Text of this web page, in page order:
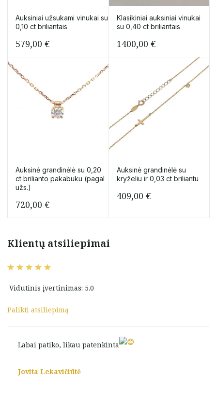
Auksiniai užsukami vinukai su
0,10 ct briliantais
579,00 €
Klasikiniai auksiniai vinukai
su 0,40 ct briliantais
1400,00 €
Auksinė grandinėlė su 0,20
ct brilianto pakabuku (pagal
užs.)
720,00 €
Auksinė grandinėlė su
kryželiu ir 0,03 ct briliantu
409,00 €
Klientų atsiliepimai
Vidutinis įvertinimas: 5.0
Palikti atsiliepimą
Labai patiko, likau patenkinta
Jovita Lekavičiūtė